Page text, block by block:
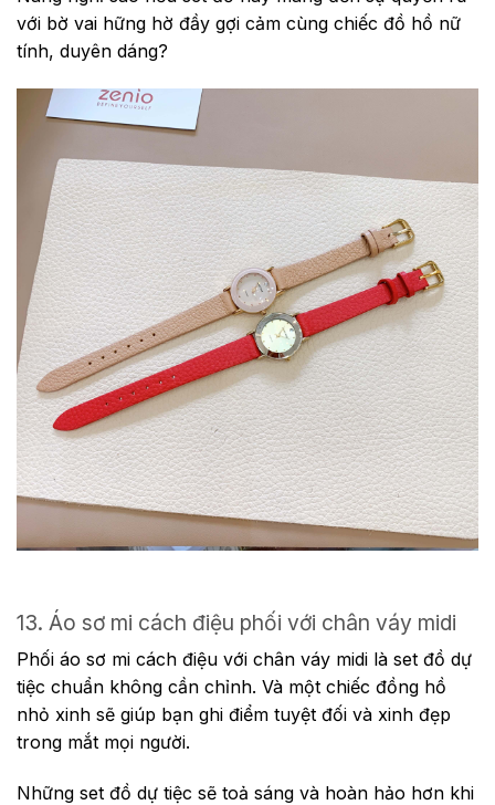
với bờ vai hững hờ đầy gợi cảm cùng chiếc đồ hồ nữ
tính, duyên dáng?
13. Áo sơ mi cách điệu phối với chân váy midi
Phối áo sơ mi cách điệu với chân váy midi là set đồ dự
tiệc chuẩn không cần chỉnh. Và một chiếc đồng hồ
nhỏ xinh sẽ giúp bạn ghi điểm tuyệt đối và xinh đẹp
trong mắt mọi người.
Những set đồ dự tiệc sẽ toả sáng và hoàn hảo hơn khi